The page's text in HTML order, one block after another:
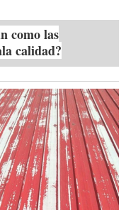
como las
calidad?